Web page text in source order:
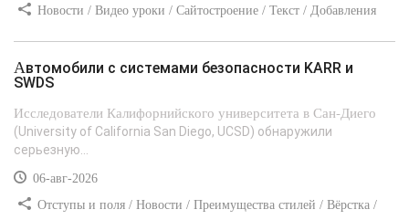
Новости / Видео уроки / Сайтостроение / Текст / Добавления
Автомобили с системами безопасности KARR и
SWDS
Исследователи Калифорнийского университета в Сан-Диего
(University of California San Diego, UCSD) обнаружили
серьезную...
06-авг-2026
Отступы и поля / Новости / Преимущества стилей / Вёрстка /